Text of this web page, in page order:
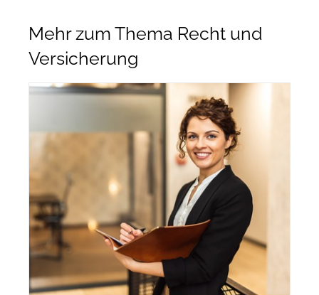
Mehr zum Thema Recht und
Versicherung